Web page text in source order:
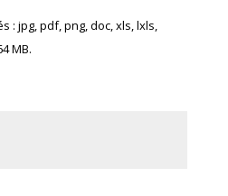
: jpg, pdf, png, doc, xls, lxls,
MB.